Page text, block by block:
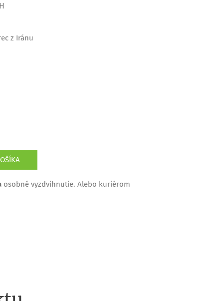
z Iránu
osobné vyzdvihnutie. Alebo kuriérom